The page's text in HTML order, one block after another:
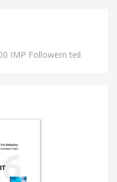
IMP Followern teil